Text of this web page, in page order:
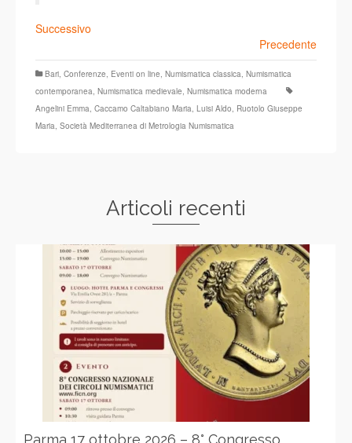
Successivo
Precedente
Bari, Conferenze, Eventi on line, Numismatica classica, Numismatica
contemporanea, Numismatica medievale, Numismatica moderna
Angelini Emma, Caccamo Caltabiano Maria, Luisi Aldo, Ruotolo Giuseppe
Maria, Società Mediterranea di Metrologia Numismatica
Articoli recenti
Parma 17 ottobre 2026 – 8° Congresso